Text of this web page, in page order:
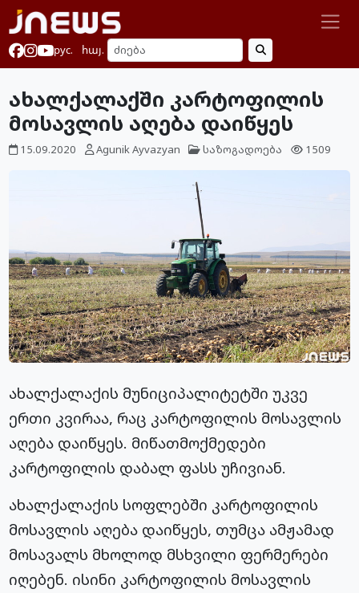
рус. հայ.
ახალქალაქში კარტოფილის
მოსავლის აღება დაიწყეს
15.09.2020 Agunik Ayvazyan საზოგადოება 1509
ახალქალაქის მუნიციპალიტეტში უკვე
ერთი კვირაა, რაც კარტოფილის მოსავლის
აღება დაიწყეს. მიწათმოქმედები
კარტოფილის დაბალ ფასს უჩივიან.
ახალქალაქის სოფლებში კარტოფილის
მოსავლის აღება დაიწყეს, თუმცა ამჟამად
მოსავალს მხოლოდ მსხვილი ფერმერები
იღებენ. ისინი კარტოფილის მოსავლის